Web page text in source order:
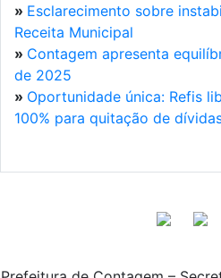
» Esclarecimento sobre
Receita Municipal
» Contagem apresenta
de 2025
» Oportunidade única: Refis
100% para quitação de